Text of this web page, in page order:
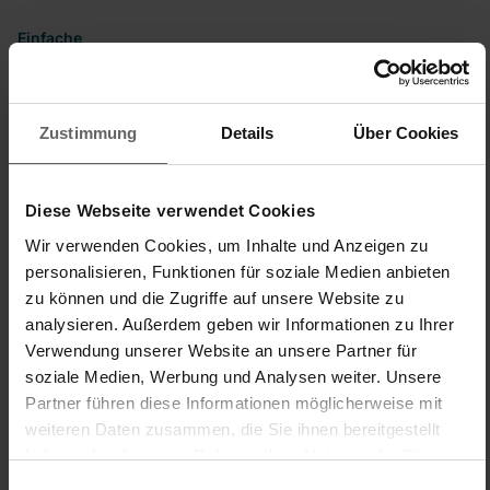
Zustimmung Details Über Cookies
Diese Webseite verwendet Cookies
Wir verwenden Cookies, um Inhalte und Anzeigen zu
personalisieren, Funktionen für soziale Medien anbieten
zu können und die Zugriffe auf unsere Website zu
analysieren. Außerdem geben wir Informationen zu Ihrer
Verwendung unserer Website an unsere Partner für
soziale Medien, Werbung und Analysen weiter. Unsere
Partner führen diese Informationen möglicherweise mit
weiteren Daten zusammen, die Sie ihnen bereitgestellt
haben oder die sie im Rahmen Ihrer Nutzung der Dienste
Einfache
Preis-/Leistungsverhältnis
5
Suchen:
Produktbewertungen
LL
Lipstick L